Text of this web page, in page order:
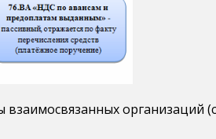
организаций